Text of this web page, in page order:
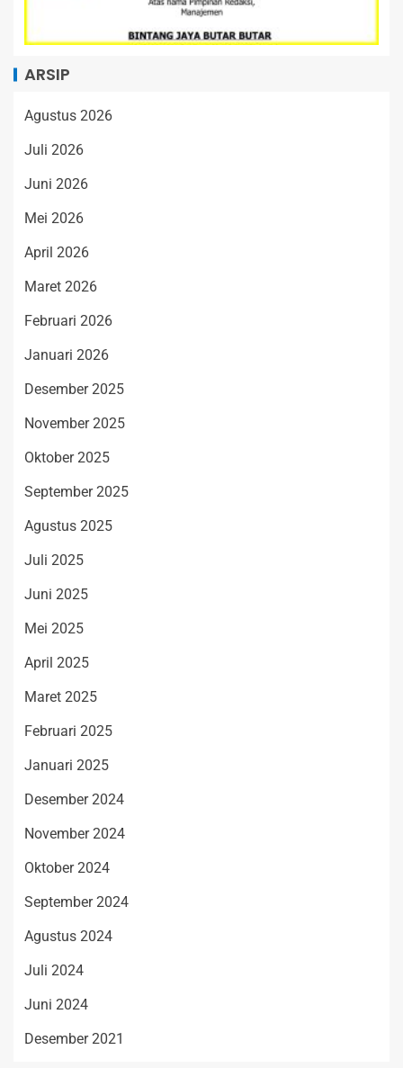
ARSIP
Agustus 2026
Juli 2026
Juni 2026
Mei 2026
April 2026
Maret 2026
Februari 2026
Januari 2026
Desember 2025
November 2025
Oktober 2025
September 2025
Agustus 2025
Juli 2025
Juni 2025
Mei 2025
April 2025
Maret 2025
Februari 2025
Januari 2025
Desember 2024
November 2024
Oktober 2024
September 2024
Agustus 2024
Juli 2024
Juni 2024
Desember 2021